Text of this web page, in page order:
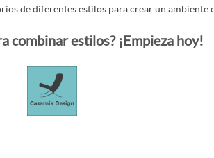
de diferentes estilos para crear un ambiente
combinar estilos? ¡Empieza hoy!